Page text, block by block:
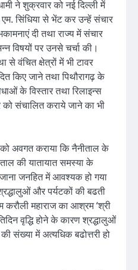
ने शुक्रवार को नई दिल्ली में
एम. सिंधिया से भेंट कर उन्हें संचार
दी तथा राज्य में संचार
विषयों पर उनसे चर्चा की।
से वंचित क्षेत्रों में भी टावर
किए जाने तथा पिथौरागढ़ के
के विस्तार तथा रिलाइन्स
को संचालित कराये जाने का भी
अवगत कराया कि नैनीताल के
की यातायात समस्या के
जनहित में आवश्यक हो गया
और पर्यटकों की बढती
करौली महाराज का आश्रम ‘श्री
वृद्धि होने के कारण श्रद्धालुओं
संख्या में अत्यधिक बढोत्तरी हो